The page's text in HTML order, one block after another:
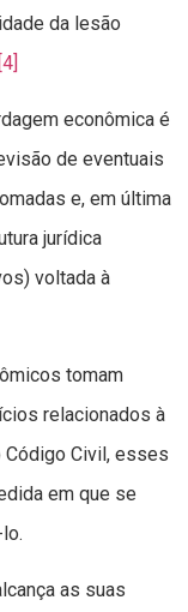
da lesão
[4]
econômica é
de eventuais
e, em última
jurídica
voltada à
tomam
relacionados à
Civil, esses
em que se
as suas